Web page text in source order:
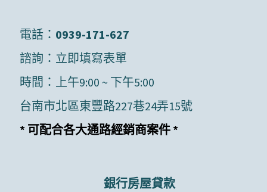
電話： 0939-171-627
諮詢： 立即填寫表單
時間：上午9:00 ~ 下午5:00
台南市北區東豐路227巷24弄15號
* 可配合各大通路經銷商案件 *
銀行房屋貸款